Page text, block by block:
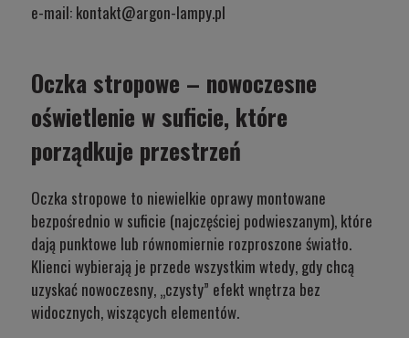
e-mail: kontakt@argon-lampy.pl
Oczka stropowe – nowoczesne
oświetlenie w suficie, które
porządkuje przestrzeń
Oczka stropowe to niewielkie oprawy montowane
bezpośrednio w suficie (najczęściej podwieszanym), które
dają punktowe lub równomiernie rozproszone światło.
Klienci wybierają je przede wszystkim wtedy, gdy chcą
uzyskać nowoczesny, „czysty” efekt wnętrza bez
widocznych, wiszących elementów.